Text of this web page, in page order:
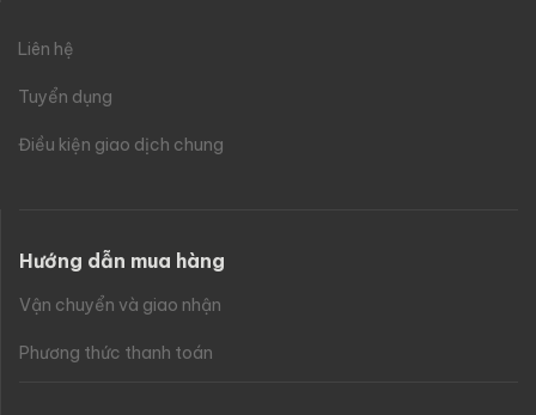
Liên hệ
Tuyển dụng
Điều kiện giao dịch chung
Hướng dẫn mua hàng
Vận chuyển và giao nhận
Phương thức thanh toán